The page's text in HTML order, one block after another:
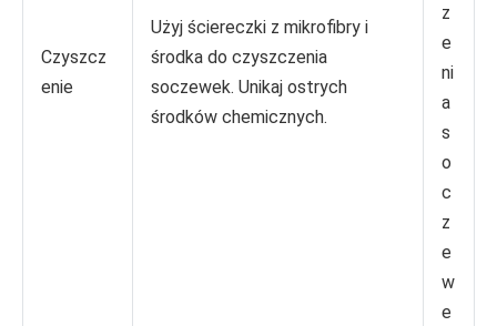
Czyszcz
enie
Użyj ściereczki z mikrofibry i
środka do czyszczenia
soczewek. Unikaj ostrych
środków chemicznych.
z
e
ni
a
s
o
c
z
e
w
e